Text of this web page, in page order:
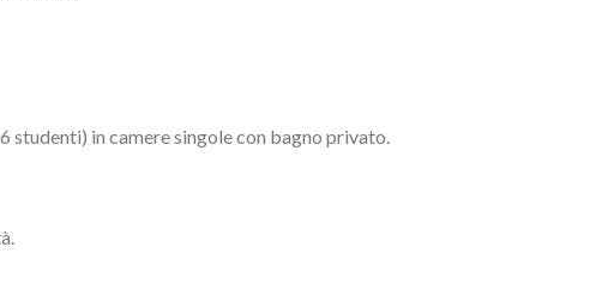
in camere singole con bagno privato.